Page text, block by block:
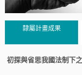
隸屬計畫成果
初探與省思我國法制下